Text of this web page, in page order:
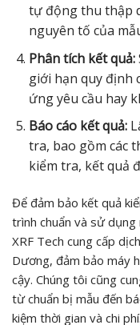
tự động thu thập
nguyên tố của
Phân tích kết quả:
giới hạn quy định
ứng yêu cầu hay
Báo cáo kết quả:
tra, bao gồm các
kiểm tra, kết quả
Để đảm bảo kết quả
trình chuẩn và sử
XRF Tech cung cấp
Dương, đảm bảo máy
cậy. Chúng tôi cũng
từ chuẩn bị mẫu đến
kiệm thời gian và chi